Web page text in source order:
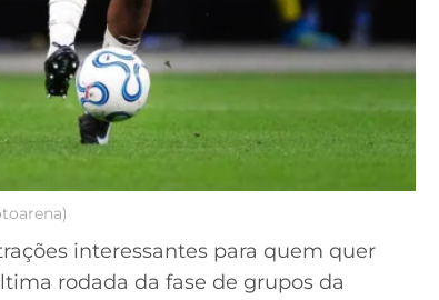
interessantes para quem quer
rodada da fase de grupos da